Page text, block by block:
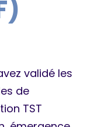
validé les
de
TST